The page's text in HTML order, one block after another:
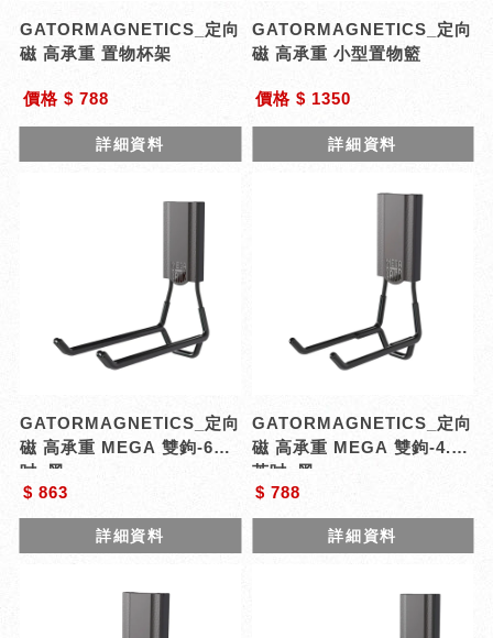
GATORMAGNETICS_定向
磁 高承重 置物杯架
價格 $ 788
詳細資料
GATORMAGNETICS_定向
磁 高承重 小型置物籃
價格 $ 1350
詳細資料
GATORMAGNETICS_定向
磁 高承重 MEGA 雙鉤-6英
吋_黑
$ 863
詳細資料
GATORMAGNETICS_定向
磁 高承重 MEGA 雙鉤-4.5
英吋_黑
$ 788
詳細資料